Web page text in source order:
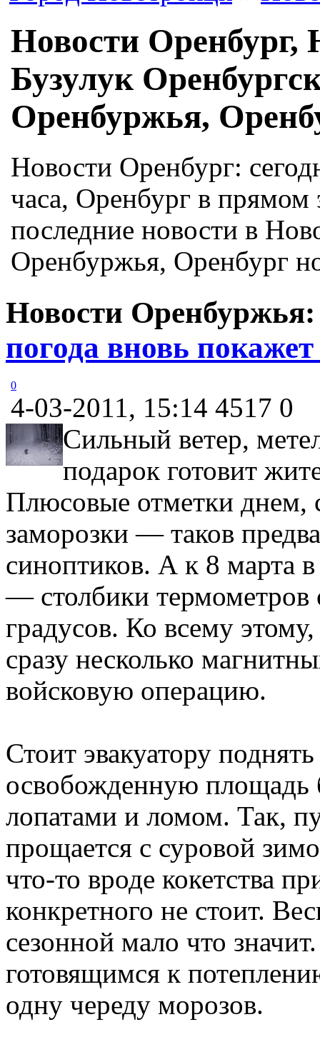
Новости Оренбург,
Бузулук
Оренбуржья,
Новости Оренбург:
часа, Оренбург в
последние новости в
Оренбуржья, Оренбург
Новости
погода вновь
0
4-03-2011, 15:14 4517 0
Сильный ветер,
подарок готовит
Плюсовые отметки днем,
заморозки — таков
синоптиков. А к 8 марта
— столбики термометров
градусов. Ко всему
сразу несколько
войсковую операцию.
Стоит эвакуатору
освобожденную площадь
лопатами и ломом. Так,
прощается с суровой
что-то вроде кокетства
конкретного не стоит.
сезонной мало что
готовящимся к
одну череду морозов.